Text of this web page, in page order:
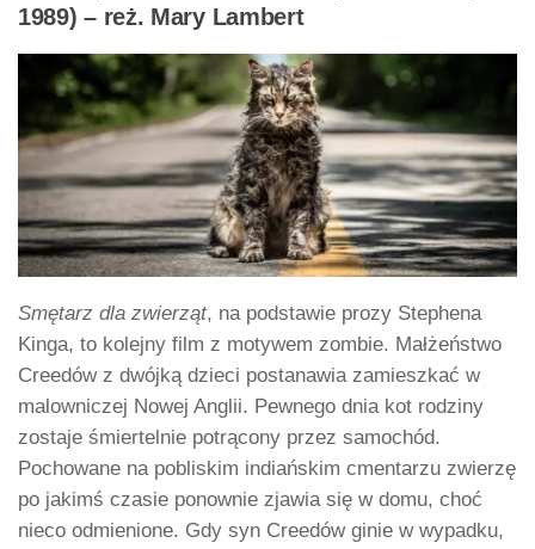
1989) – reż. Mary Lambert
Smętarz dla zwierząt, na podstawie prozy Stephena
Kinga, to kolejny film z motywem zombie. Małżeństwo
Creedów z dwójką dzieci postanawia zamieszkać w
malowniczej Nowej Anglii. Pewnego dnia kot rodziny
zostaje śmiertelnie potrącony przez samochód.
Pochowane na pobliskim indiańskim cmentarzu zwierzę
po jakimś czasie ponownie zjawia się w domu, choć
nieco odmienione. Gdy syn Creedów ginie w wypadku,